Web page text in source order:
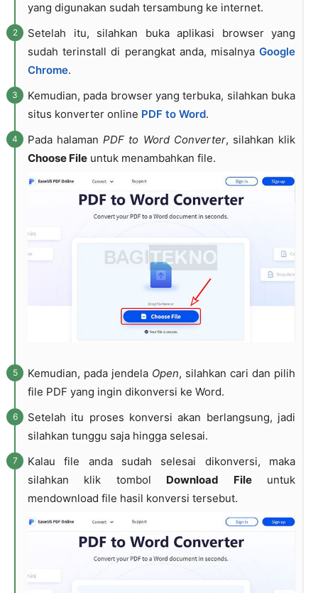
yang digunakan sudah tersambung ke internet.
Setelah itu, silahkan buka aplikasi browser yang
sudah terinstall di perangkat anda, misalnya Google
Chrome.
Kemudian, pada browser yang terbuka, silahkan buka
situs konverter online PDF to Word.
Pada halamanPDF to Word Converter, silahkan klik
Choose File untuk menambahkan file.
Kemudian, pada jendela Open, silahkan cari dan pilih
file PDF yang ingin dikonversi ke Word.
Setelah itu proses konversi akan berlangsung, jadi
silahkan tunggu saja hingga selesai.
Kalau file anda sudah selesai dikonversi, maka
silahkan klik tombol Download Fileuntuk
mendownload file hasil konversi tersebut.